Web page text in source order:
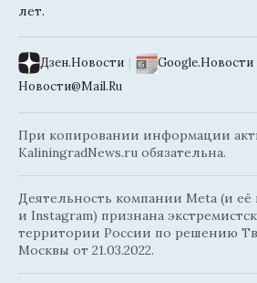
лет.
Дзен.Новости | Google.Новости
Новости@Mail.Ru
При копировании информации
KaliningradNews.ru обязательна.
Деятельность компании Meta (и её
и Instagram) признана
территории России по решению
Москвы от 21.03.2022.